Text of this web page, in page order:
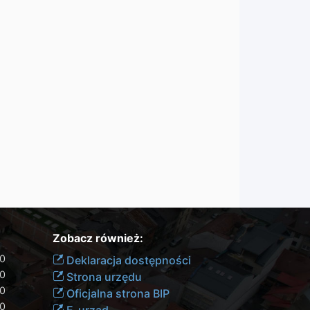
Zobacz również:
Deklaracja dostępności
Strona urzędu
Oficjalna strona BIP